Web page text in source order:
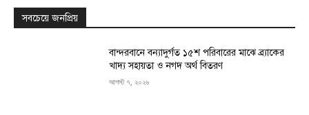
সবচেয়ে জনপ্রিয়
বান্দরবানে বন্যাদুর্গত ১৫শ পরিবারের মাঝে ব্র্যাকের
খাদ্য সহায়তা ও নগদ অর্থ বিতরণ
আগস্ট ৭, ২০২৬